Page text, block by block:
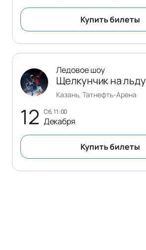
Купить билеты
12 сб, 11:00
Декабря
Ледовое шоу
Щелкунчик на льду
Казань, Татнефть-Арена
Купить билеты